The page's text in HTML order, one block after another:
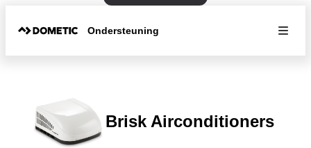
Ondersteuning
Brisk Airconditioners